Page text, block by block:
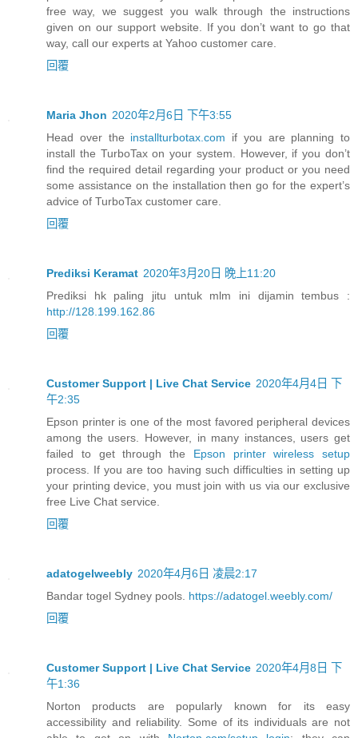
free way, we suggest you walk through the instructions
given on our support website. If you don’t want to go that
way, call our experts at Yahoo customer care.
回覆
Maria Jhon 2020年2月6日 下午3:55
Head over the installturbotax.com if you are planning to
install the TurboTax on your system. However, if you don’t
find the required detail regarding your product or you need
some assistance on the installation then go for the expert’s
advice of TurboTax customer care.
回覆
Prediksi Keramat 2020年3月20日 晚上11:20
Prediksi hk paling jitu untuk mlm ini dijamin tembus :
http://128.199.162.86
回覆
Customer Support | Live Chat Service 2020年4月4日 下
午2:35
Epson printer is one of the most favored peripheral devices
among the users. However, in many instances, users get
failed to get through the Epson printer wireless setup
process. If you are too having such difficulties in setting up
your printing device, you must join with us via our exclusive
free Live Chat service.
回覆
adatogelweebly 2020年4月6日 凌晨2:17
Bandar togel Sydney pools. https://adatogel.weebly.com/
回覆
Customer Support | Live Chat Service 2020年4月8日 下
午1:36
Norton products are popularly known for its easy
accessibility and reliability. Some of its individuals are not